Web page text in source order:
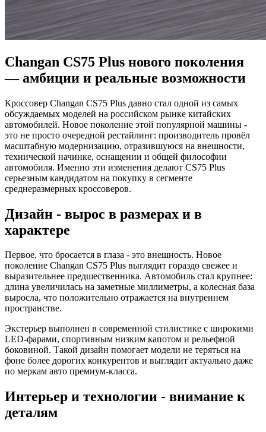
Changan CS75 Plus нового поколения
— амбиции и реальные возможности
Кроссовер Changan CS75 Plus давно стал одной из самых
обсуждаемых моделей на российском рынке китайских
автомобилей. Новое поколение этой популярной машины -
это не просто очередной рестайлинг: производитель провёл
масштабную модернизацию, отразившуюся на внешности,
технической начинке, оснащении и общей философии
автомобиля. Именно эти изменения делают CS75 Plus
серьезным кандидатом на покупку в сегменте
среднеразмерных кроссоверов.
Дизайн - вырос в размерах и в
характере
Первое, что бросается в глаза - это внешность. Новое
поколение Changan CS75 Plus выглядит гораздо свежее и
выразительнее предшественника. Автомобиль стал крупнее:
длина увеличилась на заметные миллиметры, а колесная база
выросла, что положительно отражается на внутреннем
пространстве.
Экстерьер выполнен в современной стилистике с широкими
LED-фарами, спортивным низким капотом и рельефной
боковиной. Такой дизайн помогает модели не теряться на
фоне более дорогих конкурентов и выглядит актуально даже
по меркам авто премиум-класса.
Интерьер и технологии - внимание к
деталям